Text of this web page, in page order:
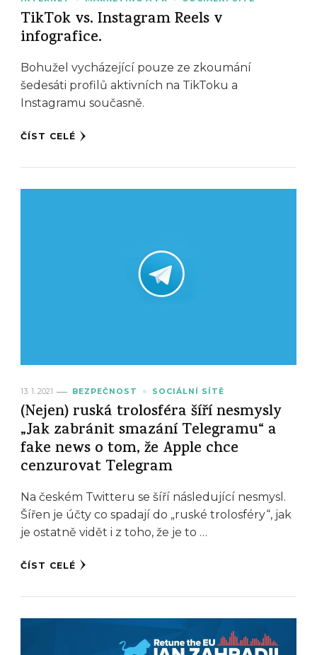
TikTok vs. Instagram Reels v
infografice.
Bohužel vycházející pouze ze zkoumání
šedesáti profilů aktivních na TikToku a
Instagramu současně.
ČÍST CELÉ
13. 1. 2021 BEZPEČNOST SOCIÁLNÍ SÍTĚ
(Nejen) ruská trolosféra šíří nesmysly
„Jak zabránit smazání Telegramu“ a
fake news o tom, že Apple chce
cenzurovat Telegram
Na českém Twitteru se šíří následující nesmysl.
Šířen je účty co spadají do „ruské trolosféry“, jak
je ostatně vidět i z toho, že je to …
ČÍST CELÉ